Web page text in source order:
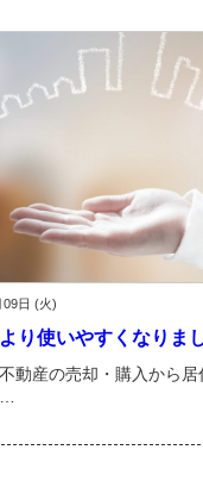
09日 (火)
り使いやすくなりま
動産の売却・購入から